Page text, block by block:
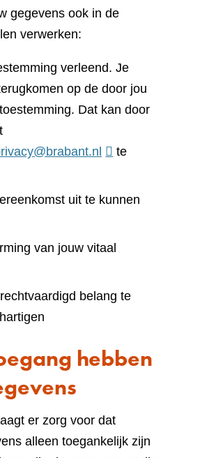
gegevens ook in de
verwerken:
verleend. Je
op de door jou
Dat kan door
te
uit te kunnen
van jouw vitaal
belang te
hebben
er zorg voor dat
alleen toegankelijk zijn